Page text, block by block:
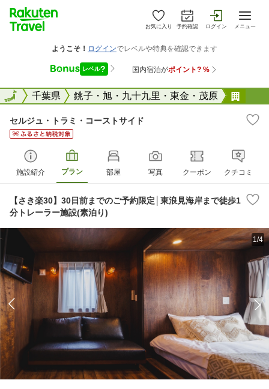
お気に入り 予約確認 ログイン メニュー
全国千葉県 銚子・旭・九十九里・東金・茂原
全国
セルジュ・トラミ・コーストサイド
施設紹介 プラン 部屋 写真 クーポン クチコミ
【さき楽30】30日前までのご予約限定│東浪見海岸まで徒歩1
分トレーラー施設(素泊り)
1/4